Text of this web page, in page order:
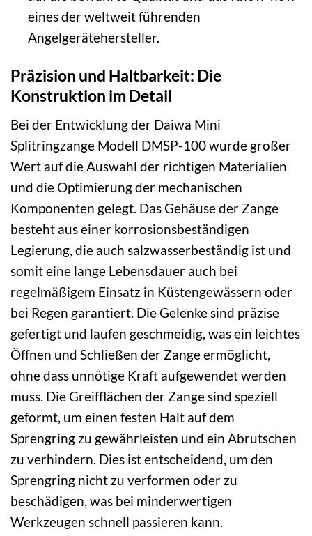
eines der weltweit führenden
Angelgerätehersteller.
Präzision und Haltbarkeit: Die
Konstruktion im Detail
Bei der Entwicklung der Daiwa Mini
Splitringzange Modell DMSP-100 wurde großer
Wert auf die Auswahl der richtigen Materialien
und die Optimierung der mechanischen
Komponenten gelegt. Das Gehäuse der Zange
besteht aus einer korrosionsbeständigen
Legierung, die auch salzwasserbeständig ist und
somit eine lange Lebensdauer auch bei
regelmäßigem Einsatz in Küstengewässern oder
bei Regen garantiert. Die Gelenke sind präzise
gefertigt und laufen geschmeidig, was ein leichtes
Öffnen und Schließen der Zange ermöglicht,
ohne dass unnötige Kraft aufgewendet werden
muss. Die Greifflächen der Zange sind speziell
geformt, um einen festen Halt auf dem
Sprengring zu gewährleisten und ein Abrutschen
zu verhindern. Dies ist entscheidend, um den
Sprengring nicht zu verformen oder zu
beschädigen, was bei minderwertigen
Werkzeugen schnell passieren kann.